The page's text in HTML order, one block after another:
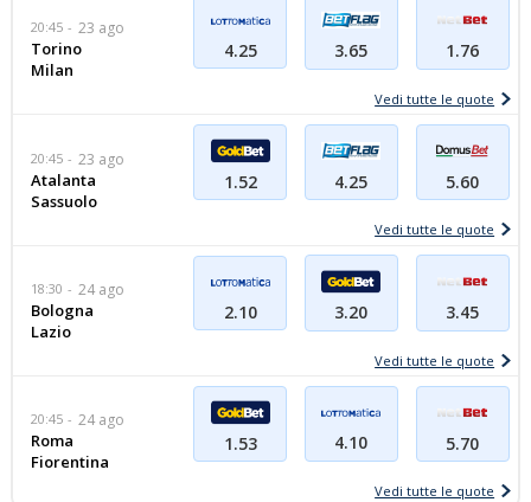
20:45 23 ago
Torino
Milan
4.25 3.65 1.76
Vedi tutte le quote
20:45 23 ago
Atalanta
Sassuolo
1.52 4.25 5.60
Vedi tutte le quote
18:30 24 ago
Bologna
Lazio
2.10 3.20 3.45
Vedi tutte le quote
20:45 24 ago
Roma
Fiorentina
1.53 4.10 5.70
Vedi tutte le quote